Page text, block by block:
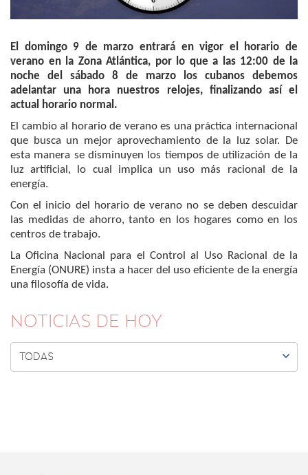
El domingo 9 de marzo entrará en vigor el horario de
verano en la Zona Atlántica, por lo que a las 12:00 de la
noche del sábado 8 de marzo los cubanos debemos
adelantar una hora nuestros relojes, finalizando así el
actual horario normal.
El cambio al horario de verano es una práctica internacional
que busca un mejor aprovechamiento de la luz solar. De
esta manera se disminuyen los tiempos de utilización de la
luz artificial, lo cual implica un uso más racional de la
energía.
Con el inicio del horario de verano no se deben descuidar
las medidas de ahorro, tanto en los hogares como en los
centros de trabajo.
La Oficina Nacional para el Control al Uso Racional de la
Energía (ONURE) insta a hacer del uso eficiente de la energía
una filosofía de vida.
NOTICIAS DE HOY
TODAS 